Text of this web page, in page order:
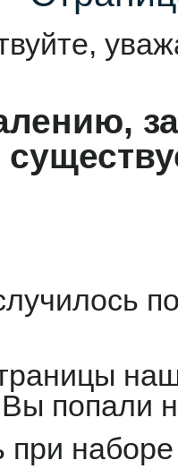
попали
наборе